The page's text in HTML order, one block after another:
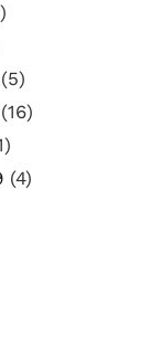
(5)
(16)
(4)